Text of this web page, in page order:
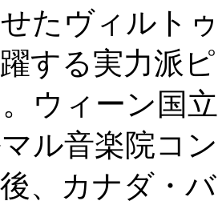
たヴィルト
する実力派
ウィーン国
ル音楽院コ
、カナダ・